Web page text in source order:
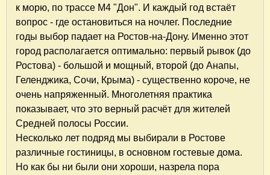
к морю, по трассе М4 "Дон". И каждый год встаёт
вопрос - где остановиться на ночлег. Последние
годы выбор падает на Ростов-на-Дону. Именно этот
город располагается оптимально: первый рывок (до
Ростова) - большой и мощный, второй (до Анапы,
Геленджика, Сочи, Крыма) - существенно короче, не
очень напряженный. Многолетняя практика
показывает, что это верный расчёт для жителей
Средней полосы России.
Несколько лет подряд мы выбирали в Ростове
различные гостиницы, в основном гостевые дома.
Но как бы ни были они хороши, назрела пора